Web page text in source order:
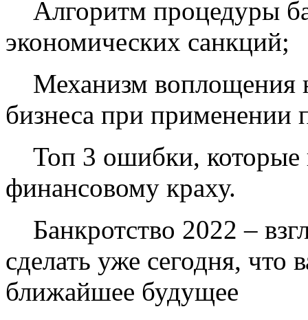
Алгоритм процедуры
экономических санкций;
Механизм воплощения
бизнеса при применении
Топ 3 ошибки, которые
финансовому краху.
Банкротство 2022 –
сделать уже сегодня, что
ближайшее будущее